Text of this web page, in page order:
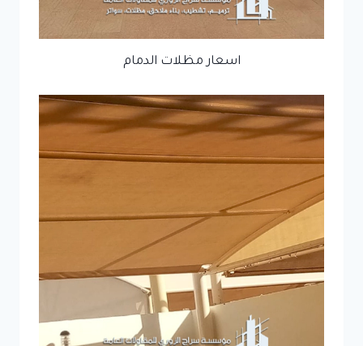
اسعار مظلات الدمام